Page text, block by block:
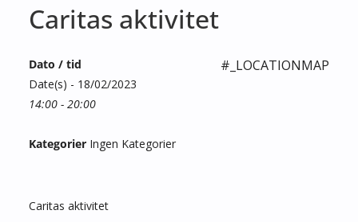
Caritas aktivitet
#_LOCATIONMAP
Dato / tid
Date(s) - 18/02/2023
14:00 - 20:00
Kategorier Ingen Kategorier
Caritas aktivitet